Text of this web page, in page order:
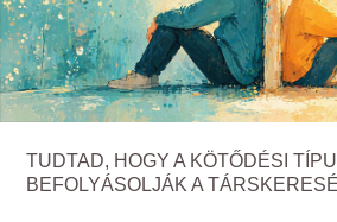
TUDTAD, HOGY A KÖTŐDÉSI
BEFOLYÁSOLJÁK A